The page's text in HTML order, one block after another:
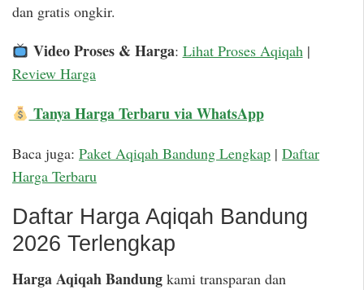
dan gratis ongkir.
Video Proses & Harga: Lihat Proses Aqiqah|
Review Harga
Tanya Harga Terbaru via WhatsApp
Baca juga: Paket Aqiqah Bandung Lengkap | Daftar
Harga Terbaru
Daftar Harga Aqiqah Bandung
2026 Terlengkap
Harga Aqiqah Bandung kami transparan dan